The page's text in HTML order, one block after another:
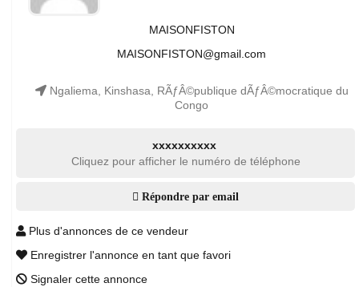
MAISONFISTON
MAISONFISTON@gmail.com
Ngaliema, Kinshasa, RÃƒÂ©publique dÃƒÂ©mocratique du
Congo
xxxxxxxxxx
Cliquez pour afficher le numéro de téléphone
Répondre par email
Plus d'annonces de ce vendeur
Enregistrer l'annonce en tant que favori
Signaler cette annonce